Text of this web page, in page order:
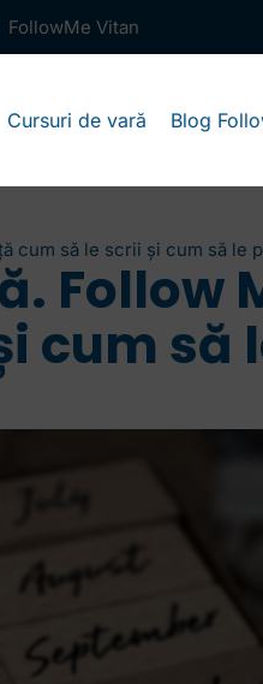
FollowMe Vitan
Cursuri de vară Blog
cum să le scrii și cum să le
Follow
cum să